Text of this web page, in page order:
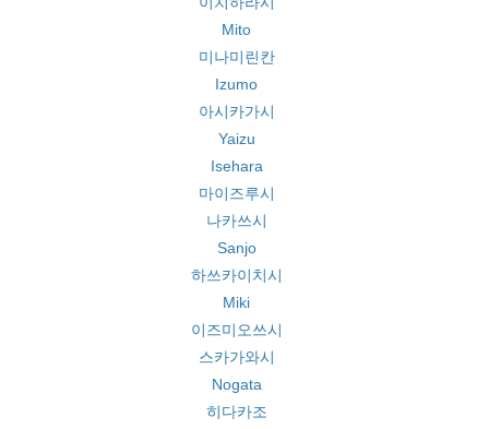
Mito
미나미린칸
Izumo
아시카가시
Yaizu
Isehara
마이즈루시
나카쓰시
Sanjo
하쓰카이치시
Miki
이즈미오쓰시
스카가와시
Nogata
히다카조